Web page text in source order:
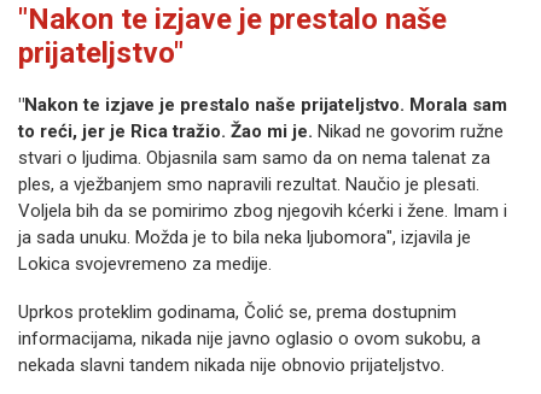
"Nakon te izjave je prestalo naše
prijateljstvo"
"Nakon te izjave je prestalo naše prijateljstvo. Morala sam
to reći, jer je Rica tražio. Žao mi je. Nikad ne govorim ružne
stvari o ljudima. Objasnila sam samo da on nema talenat za
ples, a vježbanjem smo napravili rezultat. Naučio je plesati.
Voljela bih da se pomirimo zbog njegovih kćerki i žene. Imam i
ja sada unuku. Možda je to bila neka ljubomora", izjavila je
Lokica svojevremeno za medije.
Uprkos proteklim godinama, Čolić se, prema dostupnim
informacijama, nikada nije javno oglasio o ovom sukobu, a
nekada slavni tandem nikada nije obnovio prijateljstvo.